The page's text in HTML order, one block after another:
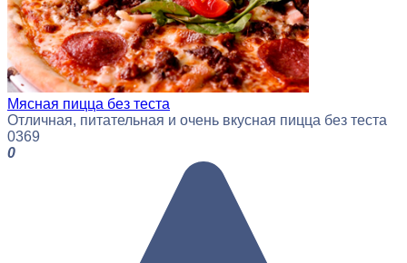
Мясная пицца без теста
Отличная, питательная и очень вкусная пицца без теста
0369
0